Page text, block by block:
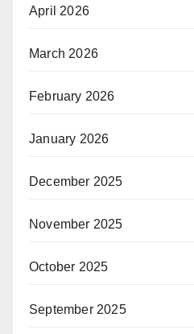
April 2026
March 2026
February 2026
January 2026
December 2025
November 2025
October 2025
September 2025